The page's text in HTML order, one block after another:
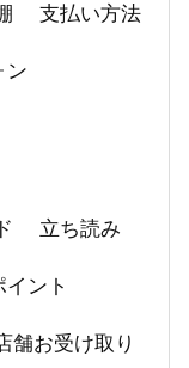
支払い方法
ン
立ち読み
ント
舗お受け取り